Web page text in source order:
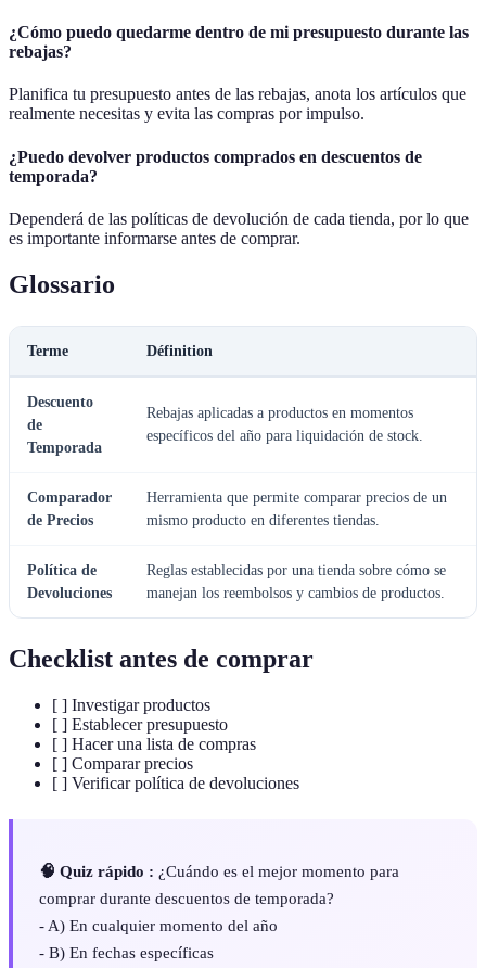
¿Cómo puedo quedarme dentro de mi presupuesto durante las
rebajas?
Planifica tu presupuesto antes de las rebajas, anota los artículos que
realmente necesitas y evita las compras por impulso.
¿Puedo devolver productos comprados en descuentos de
temporada?
Dependerá de las políticas de devolución de cada tienda, por lo que
es importante informarse antes de comprar.
Glossario
Terme Définition
Descuento
de
Temporada
Rebajas aplicadas a productos en momentos
específicos del año para liquidación de stock.
Comparador
de Precios
Herramienta que permite comparar precios de un
mismo producto en diferentes tiendas.
Política de
Devoluciones
Reglas establecidas por una tienda sobre cómo se
manejan los reembolsos y cambios de productos.
Checklist antes de comprar
[ ] Investigar productos
[ ] Establecer presupuesto
[ ] Hacer una lista de compras
[ ] Comparar precios
[ ] Verificar política de devoluciones
🧠 Quiz rápido : ¿Cuándo es el mejor momento para
comprar durante descuentos de temporada?
- A) En cualquier momento del año
- B) En fechas específicas